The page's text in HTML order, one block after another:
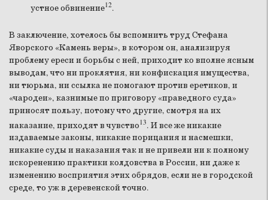
устное обвинение12.
В заключение, хотелось бы вспомнить труд Стефана
Яворского «Камень веры», в котором он, анализируя
проблему ереси и борьбы с ней, приходит ко вполне ясным
выводам, что ни проклятия, ни конфискация имущества,
ни тюрьма, ни ссылка не помогают против еретиков, и
«чародеи», казнимые по приговору «праведного суда»
приносят пользу, потому что другие, смотря на их
наказание, приходят в чувство13. И все же никакие
издаваемые законы, никакие порицания и насмешки,
никакие суды и наказания так и не привели ни к полному
искоренению практики колдовства в России, ни даже к
изменению восприятия этих обрядов, если не в городской
среде, то уж в деревенской точно.